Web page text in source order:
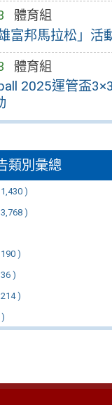
體育組
富邦馬拉松」活
體育組
2025運管盃
類別彙總
)
)
)
)
)